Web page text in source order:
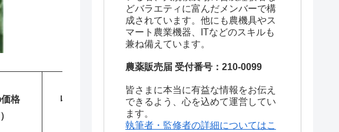
格
収穫までの日（目
栽培
でき
作型
どバラエティに富んだメンバーで構
成されています。他にも農機具やス
マート農業機器、ITなどのスキルも
兼ね備えています。
農薬販売届 受付番号：210-0099
皆さまに本当に有益な情報をお伝え
できるよう、心を込めて運営してい
ます。
執筆者・監修者の詳細についてはこ